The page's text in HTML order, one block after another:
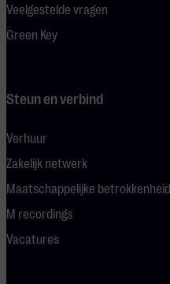
Veelgestelde vragen
Green Key
Steun en verbind
Verhuur
Zakelijk netwerk
Maatschappelijke betrokkenheid
M recordings
Vacatures